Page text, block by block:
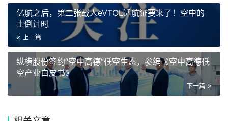
亿航之后，第二张载人eVTOL适航证要来了！空中的
士倒计时
上一篇
纵横股份签约“空中高德”低空生态，参编《空中高德低
空产业白皮书》
下一篇